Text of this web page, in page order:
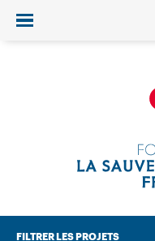
Ouvrir/fermer le menu
FILTRER LES PROJETS